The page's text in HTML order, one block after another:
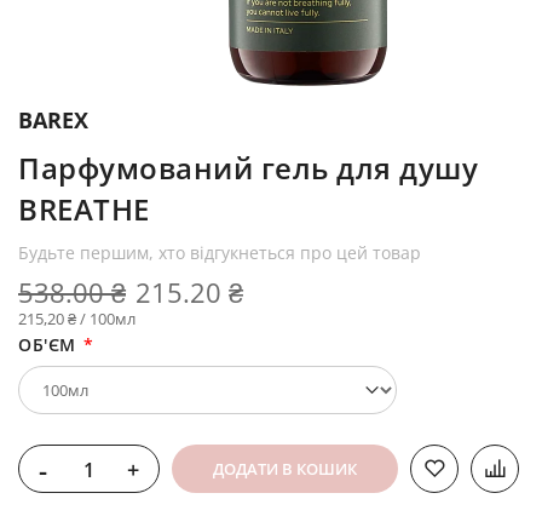
BAREX
Парфумований гель для душу
BREATHE
Будьте першим, хто відгукнеться про цей товар
215.20 ₴
538.00 ₴
215,20 ₴ / 100мл
ОБ'ЄМ
- + ДОДАТИ В КОШИК